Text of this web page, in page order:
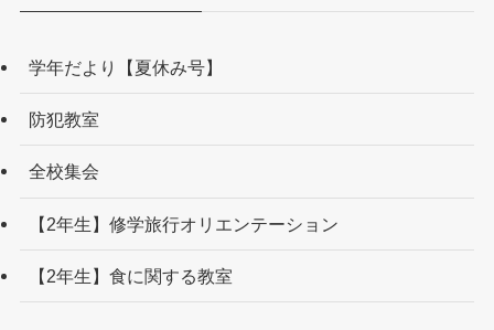
学年だより【夏休み号】
防犯教室
全校集会
【2年生】修学旅行オリエンテーション
【2年生】食に関する教室